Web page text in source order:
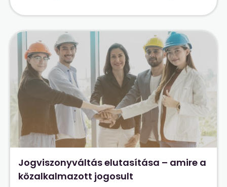
Jogviszonyváltás elutasítása – amire a
közalkalmazott jogosult